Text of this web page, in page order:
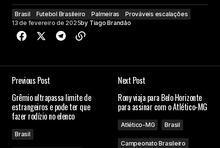
Brasil Futebol Brasileiro Palmeiras
Prováveis escalações
13 de fevereiro de 2025by Tiago Brandão
Previous Post
Grêmio ultrapassa limite de
estrangeiros e pode ter que
fazer rodízio no elenco
Brasil
Next Post
Rony viaja para Belo Horizonte
para assinar com o Atlético-MG
Atlético-MG Brasil
Campeonato Brasileiro